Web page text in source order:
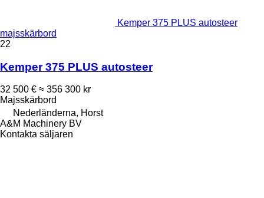
Kemper 375 PLUS autosteer
majsskärbord
22
Kemper 375 PLUS autosteer
32 500 € ≈ 356 300 kr
Majsskärbord
Nederländerna, Horst
A&M Machinery BV
Kontakta säljaren